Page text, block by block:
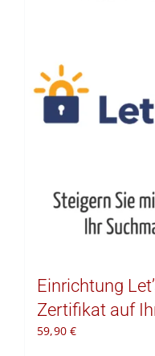
Warenkorb
Einrichtung
Zertifikat auf
59,90€